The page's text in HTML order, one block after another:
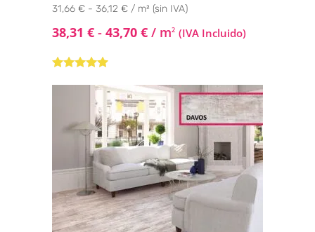
31,66 € - 36,12 € / m² (sin IVA)
38,31 € - 43,70 € / m2 (IVA Incluido)